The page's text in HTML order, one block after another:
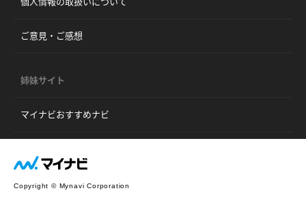
ご意見・ご感想
姉妹サイト
マイナビおすすめナビ
Copyright © Mynavi Corporation